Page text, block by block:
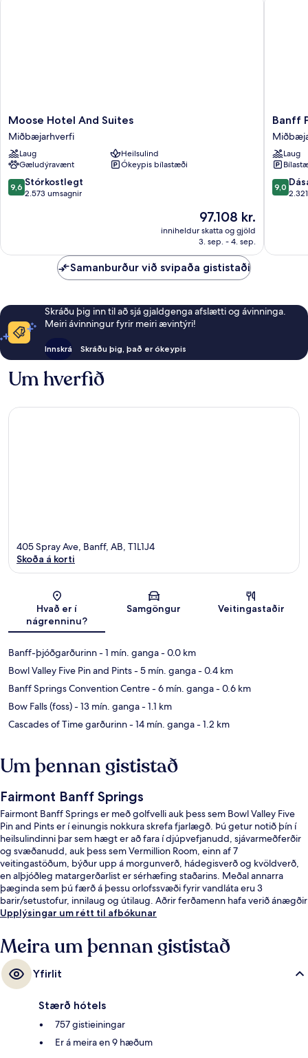
Moose
Hotel
And
Suites
Miðbæjarhverfi
Moose Hotel And Suites
Miðbæjarhverfi
Laug
Heilsulind
Gæludýravænt
Ókeypis bílastæði
9.6
af
9,6 Stórkostlegt
2.573 umsagnir
Verðið
er
97.108 kr.
97.108 kr.
inniheldur skatta og gjöld
3. sep. - 4. sep.
Banff
Park
Lodge
Banff
Laug
9.0
af
9,0
Samanburður við svipaða gististaði
Skráðu þig inn til að sjá gjaldgenga afslætti og ávinninga.
Meiri ávinningur fyrir meiri ævintýri!
Innskrá Skráðu þig, það er ókeypis
Um hverfið
Kort
405 Spray Ave, Banff, AB, T1L1J4
Skoða á korti
Hvað er í
nágrenninu?
Samgöngur Veitingastaðir
Banff-þjóðgarðurinn- 1 mín. ganga- 0.0 km
Bowl Valley Five Pin and Pints- 5 mín. ganga- 0.4 km
Banff Springs Convention Centre- 6 mín. ganga- 0.6 km
Bow Falls (foss)- 13 mín. ganga- 1.1 km
Cascades of Time garðurinn- 14 mín. ganga- 1.2 km
Um þennan gististað
Fairmont Banff Springs
Fairmont Banff Springs er með golfvelli auk þess sem Bowl Valley Five
Pin and Pints er í einungis nokkura skrefa fjarlægð. Þú getur notið þín í
heilsulindinni þar sem hægt er að fara í djúpvefjanudd, sjávarmeðferðir
og svæðanudd, auk þess sem Vermillion Room, einn af 7
veitingastöðum, býður upp á morgunverð, hádegisverð og kvöldverð,
en alþjóðleg matargerðarlist er sérhæfing staðarins. Meðal annarra
þæginda sem þú færð á þessu orlofssvæði fyrir vandláta eru 3
barir/setustofur, innilaug og útilaug. Aðrir ferðamenn hafa verið ánægðir
með hjálpsamt starfsfólk og ástand gististaðarins almennt.
Upplýsingar um rétt til afbókunar
Meira um þennan gististað
Yfirlit
Stærð hótels
757 gistieiningar
Er á meira en 9 hæðum